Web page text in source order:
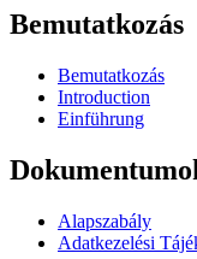
Bemutatkozás
Bemutatkozás
Introduction
Einführung
Alapszabály
Adatkezelési